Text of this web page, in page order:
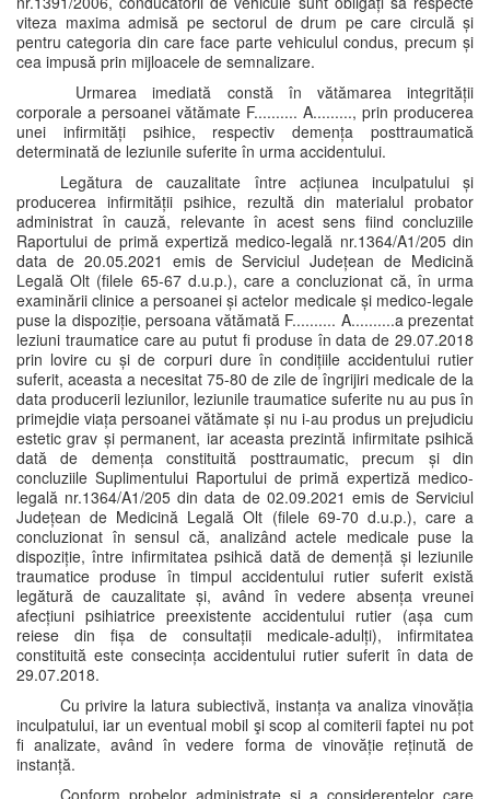
viteza maxima admisă pe sectorul de drum pe care circulă și
pentru categoria din care face parte vehiculul condus, precum și
cea impusă prin mijloacele de semnalizare.
Urmarea imediată constă în vătămarea integrității
corporale a persoanei vătămate F.......... A........., prin producerea
unei infirmități psihice, respectiv demența posttraumatică
determinată de leziunile suferite în urma accidentului.
Legătura de cauzalitate între acțiunea inculpatului și
producerea infirmității psihice, rezultă din materialul probator
administrat în cauză, relevante în acest sens fiind concluziile
Raportului de primă expertiză medico-legală nr.1364/A1/205 din
data de 20.05.2021 emis de Serviciul Județean de Medicină
Legală Olt (filele 65-67 d.u.p.), care a concluzionat că, în urma
examinării clinice a persoanei și actelor medicale și medico-legale
puse la dispoziție, persoana vătămată F.......... A..........a prezentat
leziuni traumatice care au putut fi produse în data de 29.07.2018
prin lovire cu și de corpuri dure în condițiile accidentului rutier
suferit, aceasta a necesitat 75-80 de zile de îngrijiri medicale de la
data producerii leziunilor, leziunile traumatice suferite nu au pus în
primejdie viața persoanei vătămate și nu i-au produs un prejudiciu
estetic grav și permanent, iar aceasta prezintă infirmitate psihică
dată de demența constituită posttraumatic, precum și din
concluziile Suplimentului Raportului de primă expertiză medico-
legală nr.1364/A1/205 din data de 02.09.2021 emis de Serviciul
Județean de Medicină Legală Olt (filele 69-70 d.u.p.), care a
concluzionat în sensul că, analizând actele medicale puse la
dispoziție, între infirmitatea psihică dată de demență și leziunile
traumatice produse în timpul accidentului rutier suferit există
legătură de cauzalitate și, având în vedere absența vreunei
afecțiuni psihiatrice preexistente accidentului rutier (așa cum
reiese din fișa de consultații medicale-adulți), infirmitatea
constituită este consecința accidentului rutier suferit în data de
29.07.2018.
Cu privire la latura subiectivă, instanța va analiza vinovăția
inculpatului, iar un eventual mobil şi scop al comiterii faptei nu pot
fi analizate, având în vedere forma de vinovăție reținută de
instanță.
Conform probelor administrate şi a considerentelor care